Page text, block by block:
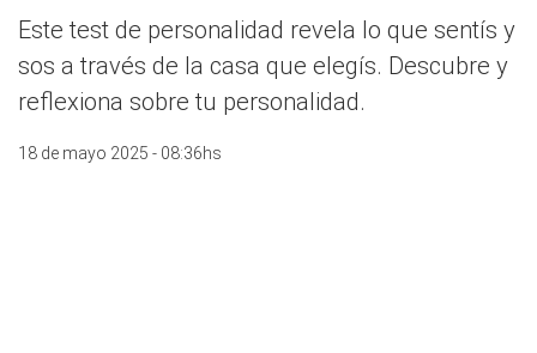
Este test de personalidad revela lo que sentís y
sos a través de la casa que elegís. Descubre y
reflexiona sobre tu personalidad.
18 de mayo 2025 - 08:36hs